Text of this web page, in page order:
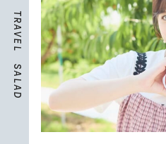
T
R
A
V
E
L
S
A
L
A
D